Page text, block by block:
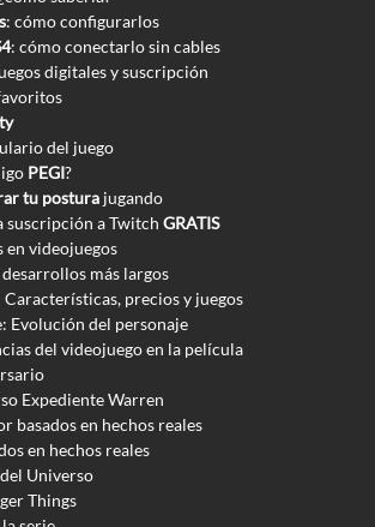
: cómo configurarlos
: cómo conectarlo sin cables
digitales y suscripción
del juego
PEGI?
tu postura jugando
suscripción a Twitch GRATIS
en videojuegos
más largos
precios y juegos
Evolución del personaje
del videojuego en la película
Expediente Warren
basados en hechos reales
en hechos reales
Universo
Things